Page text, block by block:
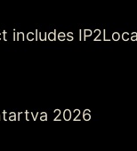
includes
2026